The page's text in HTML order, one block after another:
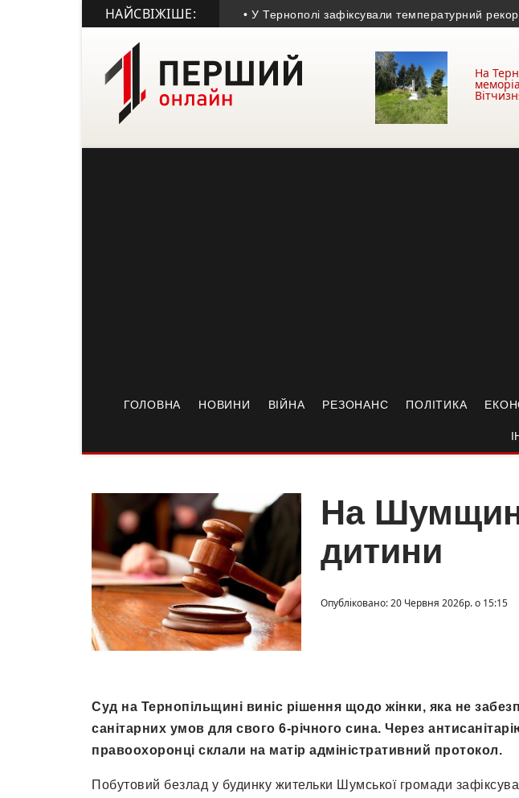
НАЙСВІЖІШЕ: • У Тернополі зафіксували температурний рекорд •
На
ГОЛОВНА НОВИНИ ВІЙНА РЕЗОНАНС ПОЛІТИКА
На
дитини
Опубліковано: 20 Червня 2026р. о 15:15
Суд на Тернопільщині виніс рішення щодо жінки, яка не
санітарних умов для свого 6-річного сина. Через
правоохоронці склали на матір адміністративний протокол.
Побутовий безлад у будинку жительки Шумської громади